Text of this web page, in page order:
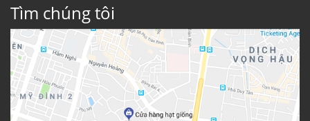
Tìm chúng tôi